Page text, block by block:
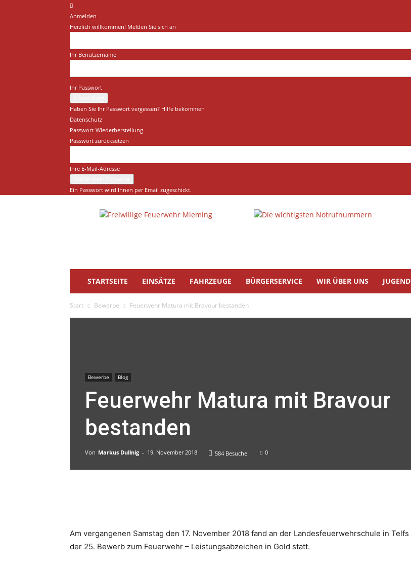
Anmelden
Herzlich willkommen! Melden Sie sich an
Ihr Benutzername
Ihr Passwort
Haben Sie Ihr Passwort vergessen? Hilfe bekommen
Datenschutz
Passwort-Wiederherstellung
Passwort zurücksetzen
Ihre E-Mail-Adresse
Ein Passwort wird Ihnen per Email zugeschickt.
Freiwillige
STARTSEITE EINSÄTZE FAHRZEUGE BÜRGERSERVICE WIR ÜBER UNS JUGEND
Start Bewerbe Feuerwehr Matura mit Bravour bestanden
Bewerbe Blog
Feuerwehr Matura mit Bravour
bestanden
Von Markus Dullnig - 19. November 2018 584 Besuche 0
Am vergangenen Samstag den 17. November 2018 fand an der Landesfeuerwehrschule in Telfs
der 25. Bewerb zum Feuerwehr – Leistungsabzeichen in Gold statt.